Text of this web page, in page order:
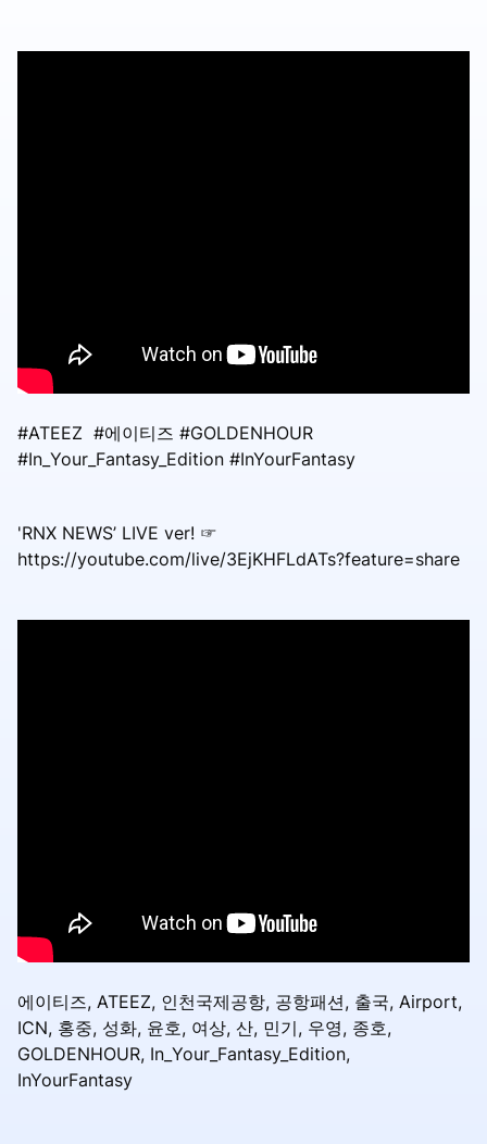
#ATEEZ #에이티즈 #GOLDENHOUR
#In_Your_Fantasy_Edition #InYourFantasy
'RNX NEWS’ LIVE ver! ☞
https://youtube.com/live/3EjKHFLdATs?feature=share
에이티즈, ATEEZ, 인천국제공항, 공항패션, 출국, Airport,
ICN, 홍중, 성화, 윤호, 여상, 산, 민기, 우영, 종호,
GOLDENHOUR, In_Your_Fantasy_Edition,
InYourFantasy